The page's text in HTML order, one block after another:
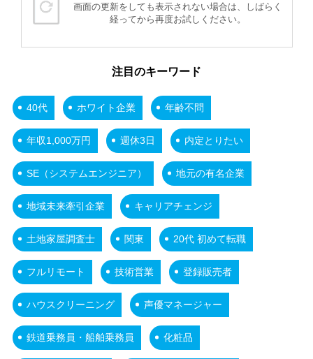
画面の更新をしても表示されない場合は、しばらく
経ってから再度お試しください。
注目のキーワード
40代 ホワイト企業 年齢不問
年収1,000万円 週休3日 内定とりたい
SE（システムエンジニア） 地元の有名企業
地域未来牽引企業 キャリアチェンジ
土地家屋調査士 関東 20代 初めて転職
フルリモート 技術営業 登録販売者
ハウスクリーニング 声優マネージャー
鉄道乗務員・船舶乗務員 化粧品